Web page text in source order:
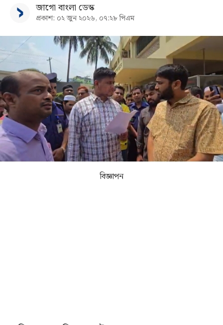
আর্কাইভ
কনভার্টার
জাগো বাংলা ডেস্ক
প্রকাশ: ০২ জুন ২০২৬, ০৭:২৮ পিএম
বিজ্ঞাপন